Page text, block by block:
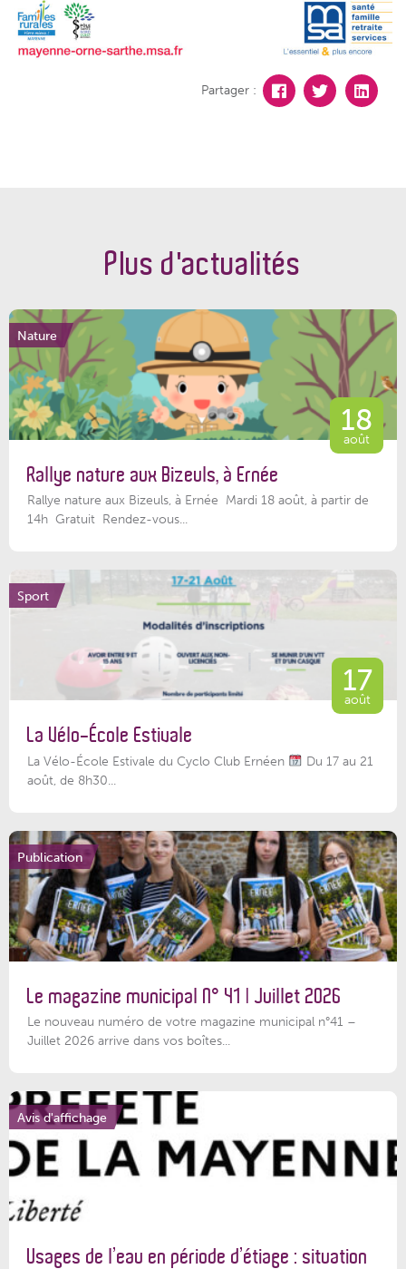
Partager :
Plus d'actualités
Nature
18
août
Rallye nature aux Bizeuls, à Ernée
Rallye nature aux Bizeuls, à Ernée Mardi 18 août, à partir de
14h Gratuit Rendez-vous...
Sport
17
août
La Vélo-École Estivale
La Vélo-École Estivale du Cyclo Club Ernéen
Du 17 au 21
août, de 8h30...
Publication
Le magazine municipal N° 41 | Juillet 2026
Le nouveau numéro de votre magazine municipal n°41 –
Juillet 2026 arrive dans vos boîtes...
Avis d'affichage
Usages de l’eau en période d’étiage : situation